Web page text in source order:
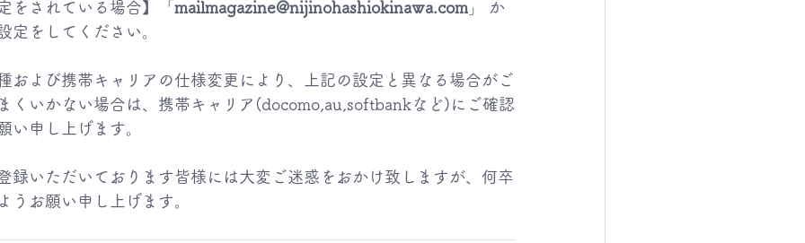
をされている場合】「 mailmagazine@nijinohashiokinawa.com 」 か
定をしてください。
および携帯キャリアの仕様変更により、上記の設定と異なる場合がご
くいかない場合は、携帯キャリア(docomo,au,softbankなど)にご確認
い申し上げます。
録いただいております皆様には大変ご迷惑をおかけ致しますが、何卒
うお願い申し上げます。